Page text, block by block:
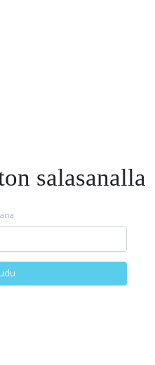
salasanalla